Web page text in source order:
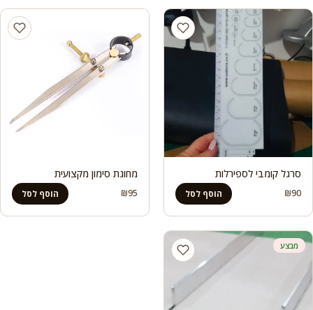
סרגל קומבי לספירלות
₪90 הוסף לסל
מחוגת סימון מקצועית
₪95 הוסף לסל
מבצע